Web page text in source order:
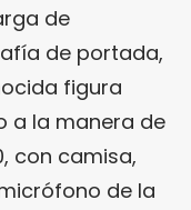
de
de portada,
figura
a la manera de
con camisa,
de la